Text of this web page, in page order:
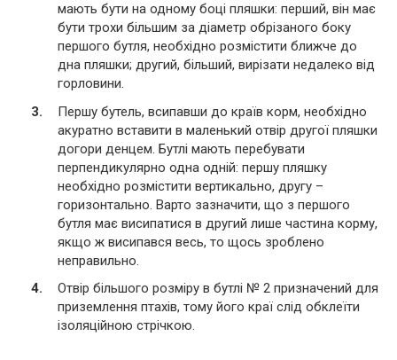
мають бути на одному боці пляшки: перший, він має
бути трохи більшим за діаметр обрізаного боку
першого бутля, необхідно розмістити ближче до
дна пляшки; другий, більший, вирізати недалеко від
горловини.
Першу бутель, всипавши до країв корм, необхідно
акуратно вставити в маленький отвір другої пляшки
догори денцем. Бутлі мають перебувати
перпендикулярно одна одній: першу пляшку
необхідно розмістити вертикально, другу –
горизонтально. Варто зазначити, що з першого
бутля має висипатися в другий лише частина корму,
якщо ж висипався весь, то щось зроблено
неправильно.
Отвір більшого розміру в бутлі № 2 призначений для
приземлення птахів, тому його краї слід обклеїти
ізоляційною стрічкою.